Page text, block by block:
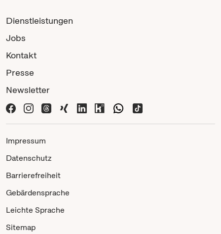
Dienstleistungen
Jobs
Kontakt
Presse
Newsletter
Impressum
Datenschutz
Barrierefreiheit
Gebärdensprache
Leichte Sprache
Sitemap